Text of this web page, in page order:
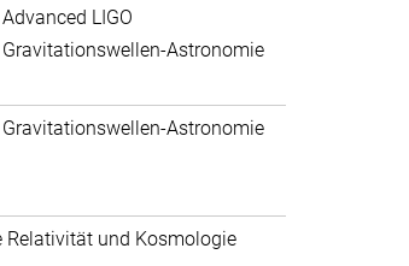
LIGO
Astronomie
Astronomie
Relativität und Kosmologie